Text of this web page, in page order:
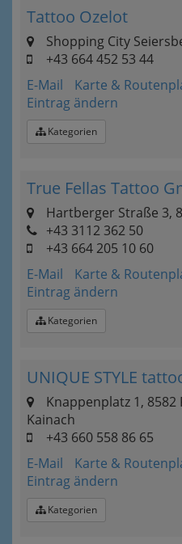
Tattoo Ozelot
Shopping City
+43 664 452 53 44
E-Mail
Karte &
Eintrag ändern
Kategorien
True Fellas Tattoo
Hartberger Straße 3,
+43 3112 362 50
+43 664 205 10 60
E-Mail
Karte &
Eintrag ändern
Kategorien
UNIQUE STYLE
Knappenplatz 1,
Kainach
+43 660 558 86 65
E-Mail
Karte &
Eintrag ändern
Kategorien